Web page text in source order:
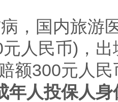
，国内旅游
人民币)，
额300元人民
年人投保人